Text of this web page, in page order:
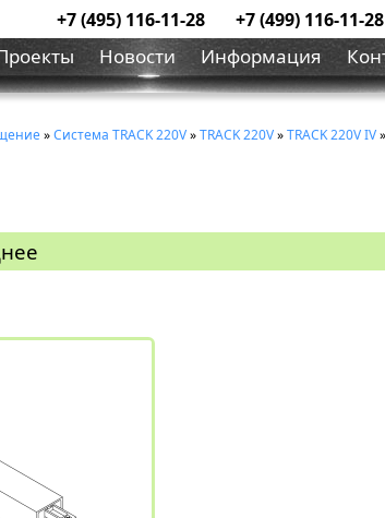
+7 (495) 116-11-28 +7 (499) 116-11-28
Новости Информация
»Система ТRACK 220V»TRACK 220V»TRACK 220V IV